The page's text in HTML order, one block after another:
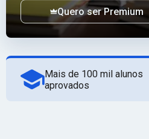
Quero ser Premium
Mais de 100 mil alunos
aprovados